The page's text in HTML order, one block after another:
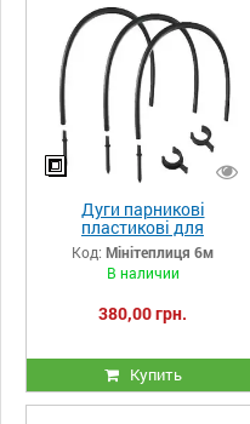
Дуги парникові
пластикові для
мінітеплиці
Код: Мінітеплиця 6м
В наличии
380,00 грн.
Купить